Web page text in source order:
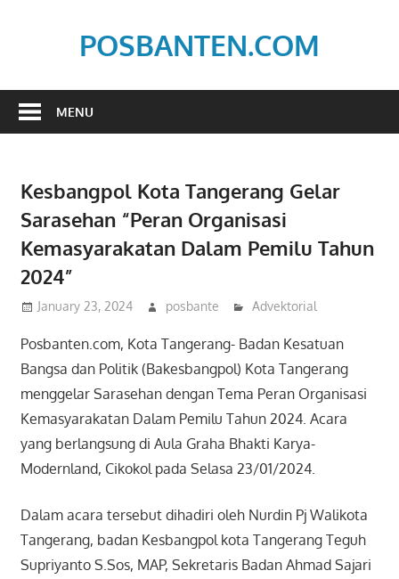
POSBANTEN.COM
Dan
MENU
Kesbangpol Kota Tangerang Gelar
Sarasehan “Peran Organisasi
Kemasyarakatan Dalam Pemilu Tahun
2024”
January 23, 2024 posbante Advektorial
Posbanten.com, Kota Tangerang- Badan Kesatuan
Bangsa dan Politik (Bakesbangpol) Kota Tangerang
menggelar Sarasehan dengan Tema Peran Organisasi
Kemasyarakatan Dalam Pemilu Tahun 2024. Acara
yang berlangsung di Aula Graha Bhakti Karya-
Modernland, Cikokol pada Selasa 23/01/2024.
Dalam acara tersebut dihadiri oleh Nurdin Pj Walikota
Tangerang, badan Kesbangpol kota Tangerang Teguh
Supriyanto S.Sos, MAP, Sekretaris Badan Ahmad Sajari